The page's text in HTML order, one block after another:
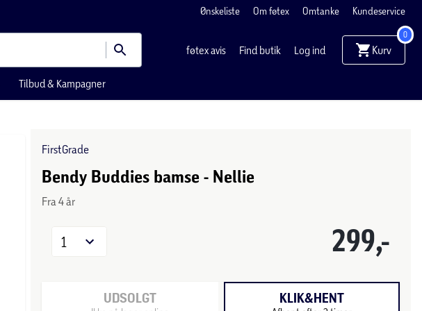
Ønskeliste Om føtex Omtanke Kundeservice
føtex avis Find butik Log ind Kurv
0
Tilbud & Kampagner
FirstGrade
Bendy Buddies bamse - Nellie
Fra 4 år
299,-
1
UDSOLGT KLIK&HENT